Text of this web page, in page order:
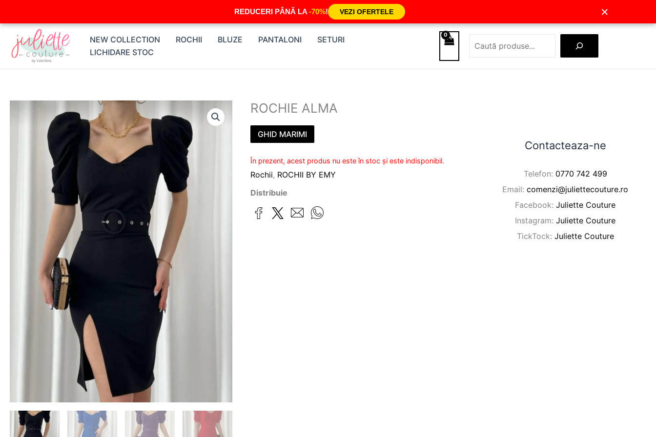
REDUCERI PÂNĂ LA -70%! VEZI OFERTELE ×
NEW COLLECTION
ROCHII BLUZE PANTALONI
SETURI
LICHIDARE STOC
Caută
ROCHIE ALMA
GHID MARIMI
În prezent, acest produs nu este în stoc și este indisponibil.
Rochii, ROCHII BY EMY
Distribuie
Contacteaza-ne
Telefon: 0770 742 499
Email:comenzi@juliettecouture.ro
Facebook:Juliette Couture
Instagram:Juliette Couture
TickTock: Juliette Couture